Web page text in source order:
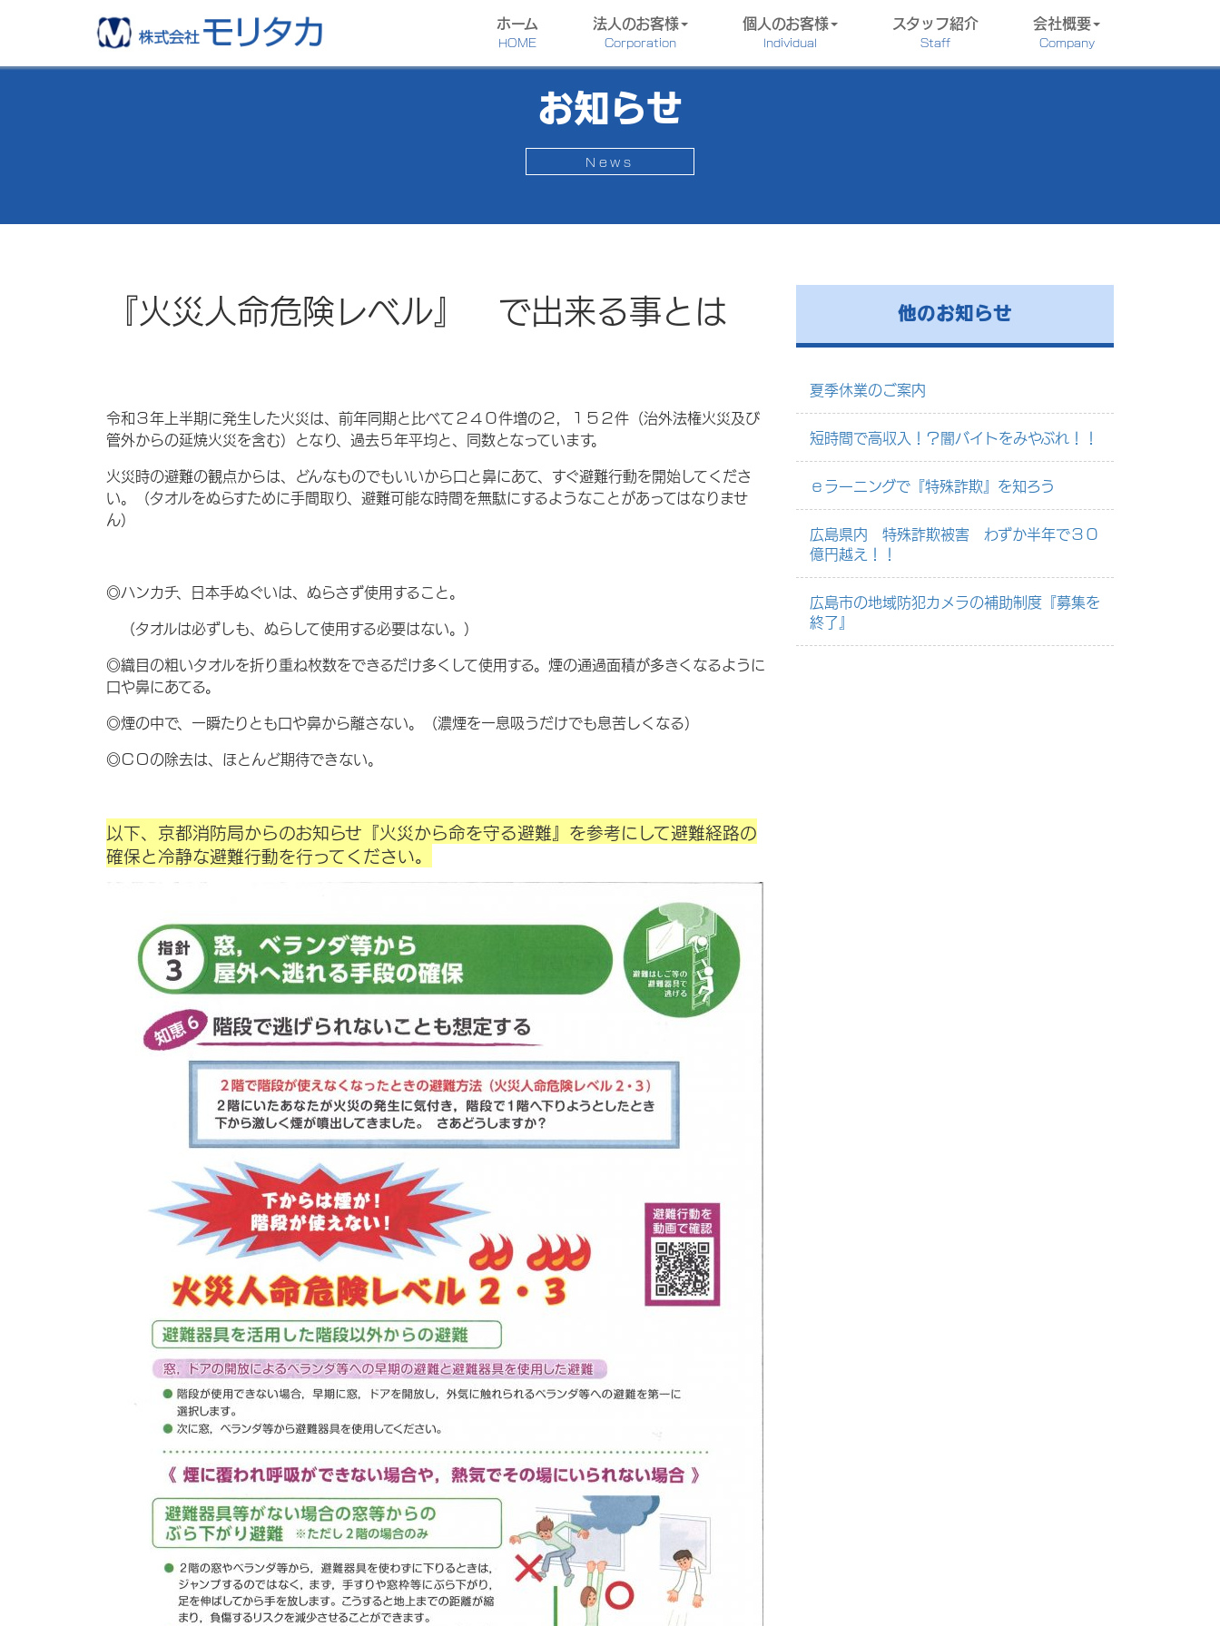
ホーム
HOME
法人のお客様
Corporation
個人のお客様
Individual
スタッフ紹介
Staff
会社概要
Company
お知らせ
News
『火災人命危険レベル』 で出来る事とは
令和３年上半期に発生した火災は、前年同期と比べて２４０件増の２，１５２件（治外法権火災及び
管外からの延焼火災を含む）となり、過去５年平均と、同数となっています。
火災時の避難の観点からは、どんなものでもいいから口と鼻にあて、すぐ避難行動を開始してくださ
い。（タオルをぬらすために手間取り、避難可能な時間を無駄にするようなことがあってはなりませ
ん）
◎ハンカチ、日本手ぬぐいは、ぬらさず使用すること。
（タオルは必ずしも、ぬらして使用する必要はない。）
◎織目の粗いタオルを折り重ね枚数をできるだけ多くして使用する。煙の通過面積が多きくなるように
口や鼻にあてる。
◎煙の中で、一瞬たりとも口や鼻から離さない。（濃煙を一息吸うだけでも息苦しくなる）
◎ＣＯの除去は、ほとんど期待できない。
以下、京都消防局からのお知らせ『火災から命を守る避難』を参考にして避難経路の
確保と冷静な避難行動を行ってください。
他のお知らせ
夏季休業のご案内
短時間で高収入！？闇バイトをみやぶれ！！
ｅラーニングで『特殊詐欺』を知ろう
広島県内 特殊詐欺被害 わずか半年で３０
億円越え！！
広島市の地域防犯カメラの補助制度『募集を
終了』